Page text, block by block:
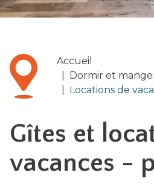
Accueil
Dormir et
Locations de
Gîtes et
vacances -